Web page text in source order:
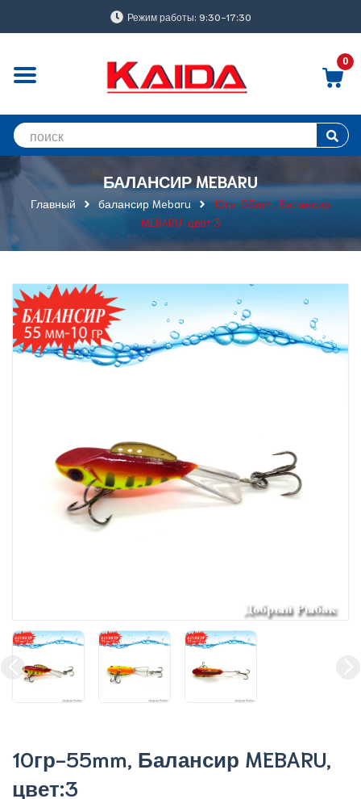
Режим работы: 9:30-17:30
0
БАЛАНСИР MEBARU
Главный балансир Mebaru
10гр-55mm, Балансир
MEBARU, цвет:3
10гр-55mm, Балансир MEBARU,
цвет:3